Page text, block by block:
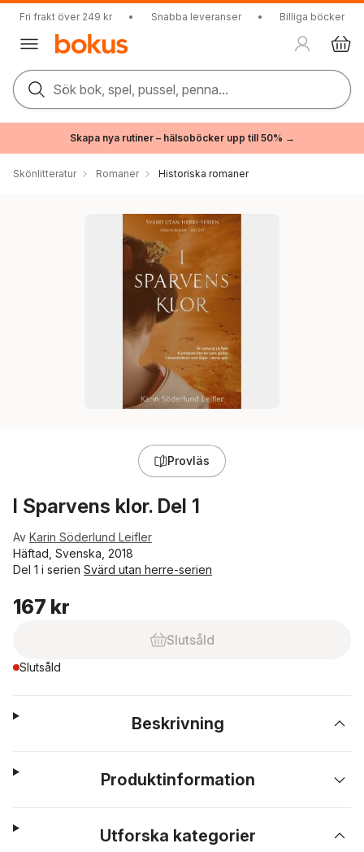
Fri frakt över 249 kr • Snabba leveranser • Billiga böcker
Sök bok, spel, pussel, penna...
Skapa nya rutiner – hälsoböcker upp till 50% →
Skönlitteratur Romaner Historiska romaner
Provläs
I Sparvens klor. Del 1
Av Karin Söderlund Leifler
Häftad, Svenska, 2018
Del 1 i serien Svärd utan herre-serien
167 kr
Slutsåld
Slutsåld
Beskrivning
Produktinformation
Utforska kategorier